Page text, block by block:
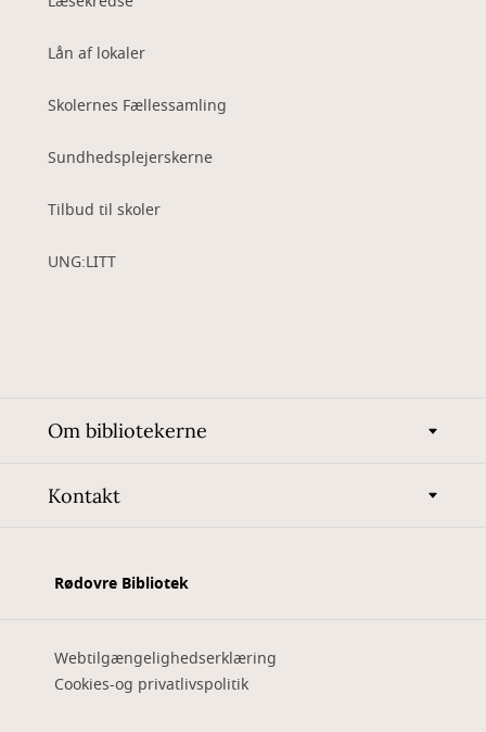
Lån af lokaler
Skolernes Fællessamling
Sundhedsplejerskerne
Tilbud til skoler
UNG:LITT
Om bibliotekerne
Kontakt
Rødovre Bibliotek
Webtilgængelighedserklæring
Cookies-og privatlivspolitik